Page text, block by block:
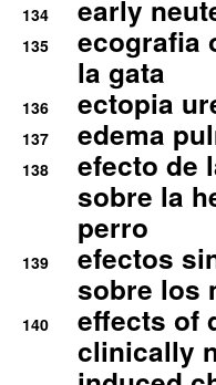
134 early
135
ecografia
la gata
136 ectopia
137 edema
138
efecto de
sobre la
perro
139
efectos
sobre los
140
effects of
clinically